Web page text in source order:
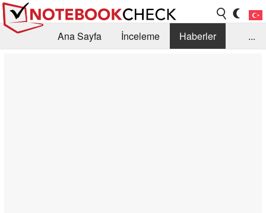
Ana Sayfa İnceleme
Haberler
...